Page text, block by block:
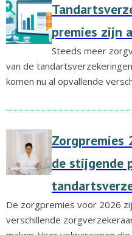
premies zijn
Steeds meer
van de
komen nu al opvallende
Zorgpremies
de stijgende
De zorgpremies voor 2026
verschillende